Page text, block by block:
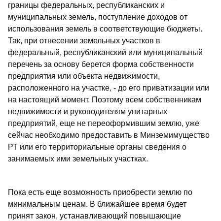
границы федеральных, республиканских и
муниципальных земель, поступление доходов от
использования земель в соответствующие бюджеты.
Так, при отнесении земельных участков в
федеральный, республиканский или муниципальный
перечень за основу берется форма собственности
предприятия или объекта недвижимости,
расположенного на участке, - до его приватизации или
на настоящий момент. Поэтому всем собственникам
недвижимости и руководителям унитарных
предприятий, еще не переоформившим землю, уже
сейчас необходимо предоставить в Минземимущество
РТ или его территориальные органы сведения о
занимаемых ими земельных участках.
Пока есть еще возможность приобрести землю по
минимальным ценам. В ближайшее время будет
принят закон, устанавливающий повышающие